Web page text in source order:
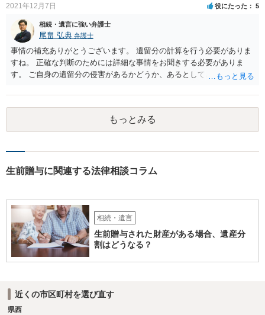
2021年12月7日 役にたった 5
相続・遺言に強い弁護士
尾畠 弘典 弁護士
事情の補充ありがとうございます。 遺留分の計算を行う必要がありま
すね。 正確な判断のためには詳細な事情をお聞きする必要がありま
す。 ご自身の遺留分の侵害があるかどうか、あるとしてどの程度の金
相談されるのが良いと思います。
もっとみる
生前贈与に関連する法律相談コラム
相続・遺言
生前贈与された財産がある場合、遺産分
割はどうなる？
近くの市区町村を選び直す
県西